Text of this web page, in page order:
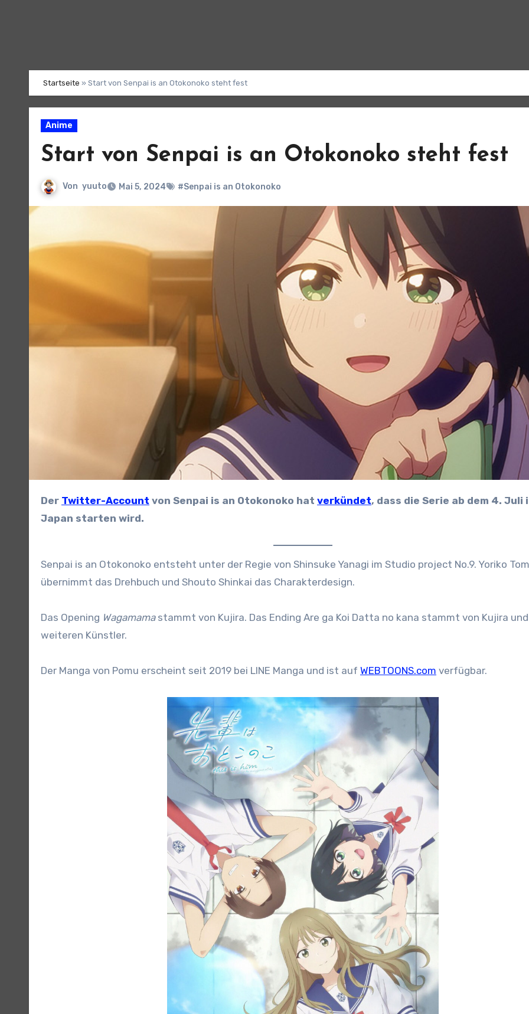
Startseite » Start von Senpai is an Otokonoko steht fest
Anime
Start von Senpai is an Otokonoko steht fest
Von yuuto Mai 5, 2024 #Senpai is an Otokonoko
Der Twitter-Account von Senpai is an Otokonoko hat verkündet, dass die Serie ab dem 4. Juli
Japan starten wird.
Senpai is an Otokonoko entsteht unter der Regie von Shinsuke Yanagi im Studio project No.9. Yoriko
übernimmt das Drehbuch und Shouto Shinkai das Charakterdesign.
Das Opening Wagamamastammt von Kujira. Das Ending Are ga Koi Datta no kana stammt von Kujira
weiteren Künstler.
Der Manga von Pomu erscheint seit 2019 bei LINE Manga und ist auf WEBTOONS.com verfügbar.